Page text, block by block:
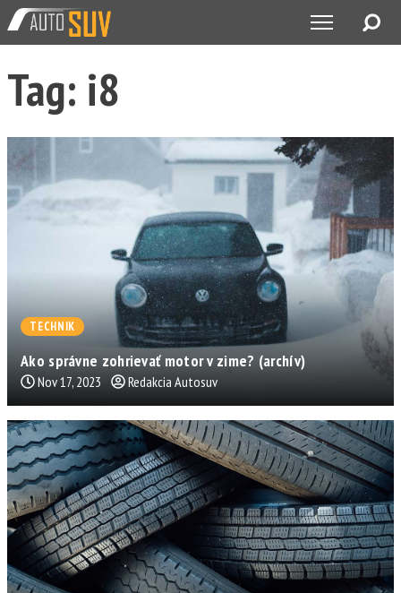
Tag: i8
TECHNIK
Ako správne zohrievať motor v zime? (archív)
Nov 17, 2023 Redakcia Autosuv